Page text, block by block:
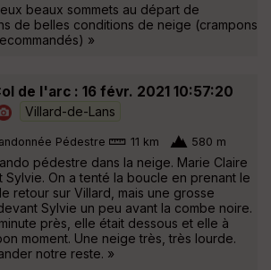
beaux sommets au départ de
de belles conditions de neige (crampons
»
de l'arc : 16 févr. 2021 10:57:20
Villard-de-Lans
Pédestre 11 km 580 m
pédestre dans la neige. Marie Claire
Sylvie. On a tenté la boucle en prenant le
retour sur Villard, mais une grosse
Sylvie un peu avant la combe noire.
près, elle était dessous et elle à
moment. Une neige très, très lourde.
notre reste. »